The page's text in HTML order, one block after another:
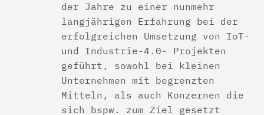
der Jahre zu einer nunmehr
langjährigen Erfahrung bei der
erfolgreichen Umsetzung von IoT-
und Industrie-4.0- Projekten
geführt, sowohl bei kleinen
Unternehmen mit begrenzten
Mitteln, als auch Konzernen die
sich bspw. zum Ziel gesetzt